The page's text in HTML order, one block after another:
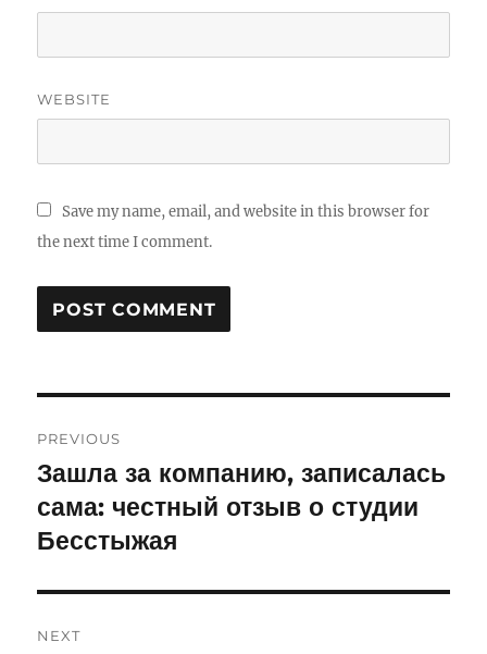
WEBSITE
Save my name, email, and website in this browser for
the next time I comment.
navigation
PREVIOUS
Previous
post:
Зашла за компанию, записалась
сама: честный отзыв о студии
Бесстыжая
NEXT